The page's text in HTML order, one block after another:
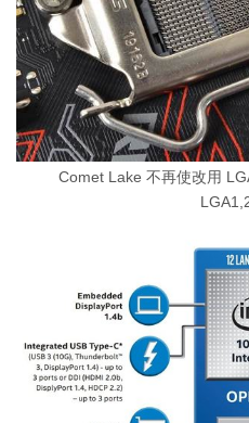
Comet Lake 不再使改用